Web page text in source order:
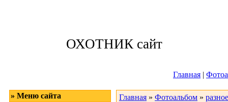
ОХОТНИК сайт
Главная |
» Меню сайта
Главная » Фотоальбом » разное